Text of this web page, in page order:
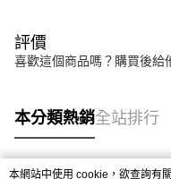
評價
喜歡這個商品嗎？購買後給
本分類熱銷全站排行
本網站中使用 cookie，欲查詢有